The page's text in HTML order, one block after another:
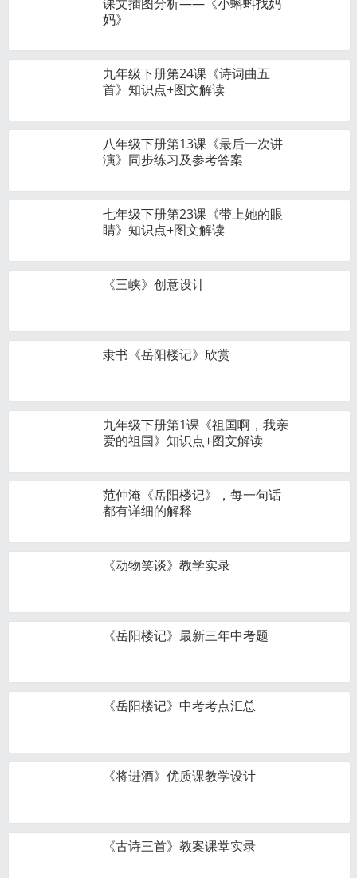
妈》
九年级下册第24课《诗词曲五
首》知识点+图文解读
八年级下册第13课《最后一次讲
演》同步练习及参考答案
七年级下册第23课《带上她的眼
睛》知识点+图文解读
《三峡》创意设计
隶书《岳阳楼记》欣赏
九年级下册第1课《祖国啊，我亲
爱的祖国》知识点+图文解读
范仲淹《岳阳楼记》，每一句话
都有详细的解释
《动物笑谈》教学实录
《岳阳楼记》最新三年中考题
《岳阳楼记》中考考点汇总
《将进酒》优质课教学设计
《古诗三首》教案课堂实录